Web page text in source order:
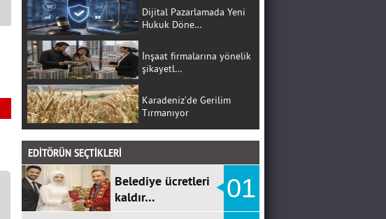
Dijital Pazarlamada Yeni
Hukuk Döne…
İnşaat firmalarına yönelik
şikayetl…
Karadeniz’de Gerilim
Tırmanıyor
EDİTÖRÜN SEÇTİKLERİ
Belediye ücretleri
kaldır…
01